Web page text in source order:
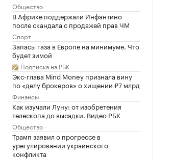
Общество
В Африке поддержали Инфантино
после скандала с продажей прав ЧМ
Спорт
Запасы газа в Европе на минимуме. Что
будет зимой
Подписка на РБК
Экс-глава Mind Money признала вину
по «делу брокеров» о хищении ₽7 млрд
Финансы
Как изучали Луну: от изобретения
телескопа до высадки. Видео РБК
Общество
Трамп заявил о прогрессе в
урегулировании украинского
конфликта